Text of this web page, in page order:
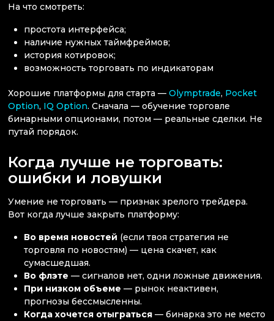
На что смотреть:
простота интерфейса;
наличие нужных таймфреймов;
история котировок;
возможность торговать по индикаторам
Хорошие платформы для старта — Olymptrade, Pocket
Option, IQ Option. Сначала — обучение торговле
бинарными опционами, потом — реальные сделки. Не
путай порядок.
Когда лучше не торговать:
ошибки и ловушки
Умение не торговать — признак зрелого трейдера.
Вот когда лучше закрыть платформу:
Во время новостей (если твоя стратегия не
торговля по новостям) — цена скачет, как
сумасшедшая.
Во флэте — сигналов нет, одни ложные движения.
При низком объеме — рынок неактивен,
прогнозы бессмысленны.
Когда хочется отыграться — бинарка это не место